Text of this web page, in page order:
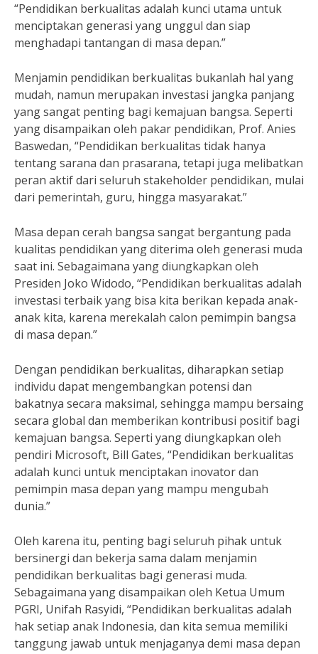
“Pendidikan berkualitas adalah kunci utama untuk
menciptakan generasi yang unggul dan siap
menghadapi tantangan di masa depan.”
Menjamin pendidikan berkualitas bukanlah hal yang
mudah, namun merupakan investasi jangka panjang
yang sangat penting bagi kemajuan bangsa. Seperti
yang disampaikan oleh pakar pendidikan, Prof. Anies
Baswedan, “Pendidikan berkualitas tidak hanya
tentang sarana dan prasarana, tetapi juga melibatkan
peran aktif dari seluruh stakeholder pendidikan, mulai
dari pemerintah, guru, hingga masyarakat.”
Masa depan cerah bangsa sangat bergantung pada
kualitas pendidikan yang diterima oleh generasi muda
saat ini. Sebagaimana yang diungkapkan oleh
Presiden Joko Widodo, “Pendidikan berkualitas adalah
investasi terbaik yang bisa kita berikan kepada anak-
anak kita, karena merekalah calon pemimpin bangsa
di masa depan.”
Dengan pendidikan berkualitas, diharapkan setiap
individu dapat mengembangkan potensi dan
bakatnya secara maksimal, sehingga mampu bersaing
secara global dan memberikan kontribusi positif bagi
kemajuan bangsa. Seperti yang diungkapkan oleh
pendiri Microsoft, Bill Gates, “Pendidikan berkualitas
adalah kunci untuk menciptakan inovator dan
pemimpin masa depan yang mampu mengubah
dunia.”
Oleh karena itu, penting bagi seluruh pihak untuk
bersinergi dan bekerja sama dalam menjamin
pendidikan berkualitas bagi generasi muda.
Sebagaimana yang disampaikan oleh Ketua Umum
PGRI, Unifah Rasyidi, “Pendidikan berkualitas adalah
hak setiap anak Indonesia, dan kita semua memiliki
tanggung jawab untuk menjaganya demi masa depan